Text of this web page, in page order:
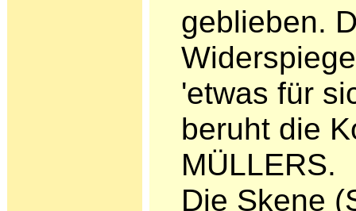
geblieben.
'etwas für
beruht die
MÜLLERS.
Die Skene